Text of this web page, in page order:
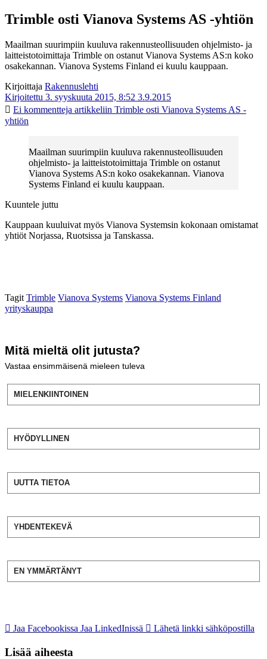
Trimble osti Vianova Systems AS -yhtiön
Maailman suurimpiin kuuluva rakennusteollisuuden ohjelmisto- ja
laitteistotoimittaja Trimble on ostanut Vianova Systems AS:n koko
osakekannan. Vianova Systems Finland ei kuulu kauppaan.
Kirjoittaja Rakennuslehti
Kirjoitettu 3. syyskuuta 2015, 8:52 3.9.2015
Ei kommentteja artikkeliin Trimble osti Vianova Systems AS -
yhtiön
Maailman suurimpiin kuuluva rakennusteollisuuden
ohjelmisto- ja laitteistotoimittaja Trimble on ostanut
Vianova Systems AS:n koko osakekannan. Vianova
Systems Finland ei kuulu kauppaan.
Kuuntele juttu
Kauppaan kuuluivat myös Vianova Systemsin kokonaan omistamat
yhtiöt Norjassa, Ruotsissa ja Tanskassa.
Tagit Trimble Vianova Systems Vianova Systems Finland
yrityskauppa
Mitä mieltä olit jutusta?
Vastaa ensimmäisenä mieleen tuleva
MIELENKIINTOINEN
HYÖDYLLINEN
UUTTA TIETOA
YHDENTEKEVÄ
EN YMMÄRTÄNYT
Jaa Facebookissa Jaa LinkedInissä Lähetä linkki sähköpostilla
Lisää aiheesta